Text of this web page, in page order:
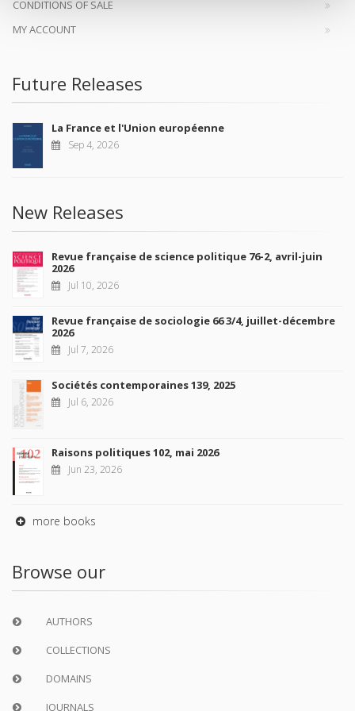
CONDITIONS OF SALE
MY ACCOUNT
Future Releases
La France et l'Union européenne
Sep 4, 2026
New Releases
Revue française de science politique 76-2, avril-juin
2026
Jul 10, 2026
Revue française de sociologie 66 3/4, juillet-décembre
2026
Jul 7, 2026
Sociétés contemporaines 139, 2025
Jul 6, 2026
Raisons politiques 102, mai 2026
Jun 23, 2026
more books
Browse our
AUTHORS
COLLECTIONS
DOMAINS
JOURNALS